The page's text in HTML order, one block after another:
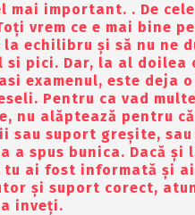
mai important. . De
vrem ce e mai bine
echilibru și să nu ne
si pici. Dar, la al doilea
examenul, este deja
Pentru ca vad
nu alăptează pentru
sau suport greșite,
a spus bunica. Dacă
tu ai fost informată și
și suport corect,
inveți.